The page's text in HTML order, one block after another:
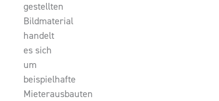
gestellten
Bildmaterial
handelt
es sich
um
beispielhafte
Mieterausbauten